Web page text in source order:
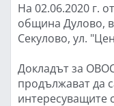
На 02.06.2020 г.
община Дулово, в
Секулово, ул.
Докладът за
продължават да
интересуващите